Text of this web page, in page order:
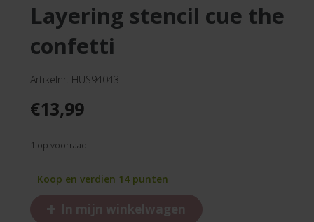
layering stencil cue the
confetti
Artikelnr. HUS94043
€13,99
1 op voorraad
Koop en verdien 14 punten
+ In mijn winkelwagen